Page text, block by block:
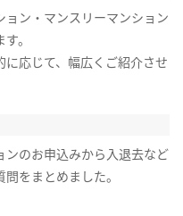
ョン・マンスリーマンション
。
に応じて、幅広くご紹介させ
ンのお申込みから入退去など
をまとめました。